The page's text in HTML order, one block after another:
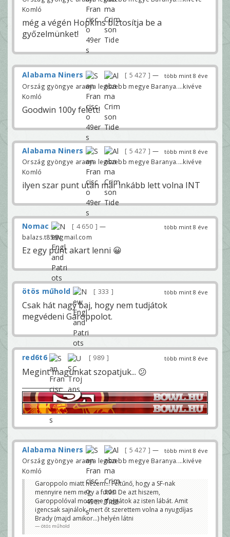
Komló
még a végén Hopkins biztosítja be a
győzelmünket!
több mint 8 éve
Alabama Niners 5 427
—
Ország gyöngye aranya legszebb megye Baranya....kivéve
Komló
Goodwin 100y felett!
több mint 8 éve
Alabama Niners 5 427
—
Ország gyöngye aranya legszebb megye Baranya....kivéve
Komló
ilyen szar punt után már inkább lett volna INT
több mint 8 éve
Nomac 4 650
—
balazs.t85@gmail.com
Ez egy punt akart lenni 😀
több mint 8 éve
ötös műhold 333
Csak hát nagy baj, hogy nem tudjátok
megvédeni Garoppolot.
több mint 8 éve
red6t6 989
Megint magunkat szopatjuk... 😕
több mint 8 éve
Alabama Niners 5 427
—
Ország gyöngye aranya legszebb megye Baranya....kivéve
Komló
Garoppolo miatt nézem... Feltűnő, hogy a SF-nak
mennyire nem megy a futás. De azt hiszem,
Garoppolóval most megfogtátok az isten lábát. Amit
igencsak sajnálok, mert őt szerettem volna a nyugdíjas
Brady (majd amikor...) helyén látni
ötös műhold